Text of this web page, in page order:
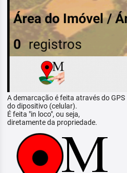
A demarcação é feita através do GPS
do dipositivo (celular).
É feita "in loco", ou seja,
diretamente da propriedade.